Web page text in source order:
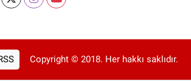
Copyright © 2018. Her hakkı saklıdır.